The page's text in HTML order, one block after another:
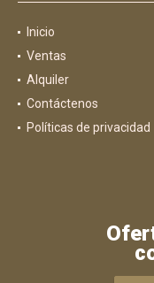
Inicio
Ventas
Alquiler
Contáctenos
Políticas de privacidad